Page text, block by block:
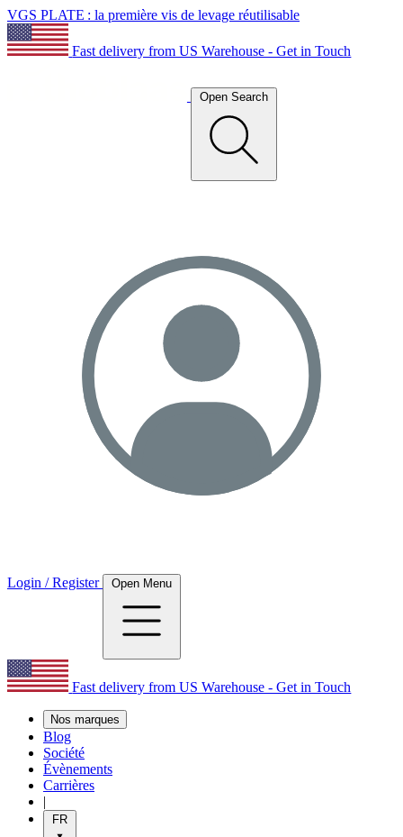
VGS PLATE : la première vis de levage réutilisable
Fast delivery from US Warehouse - Get in Touch
Open Search
Login / Register Open Menu
Fast delivery from US Warehouse - Get in Touch
Nos marques
Blog
Société
Évènements
Carrières
|
FR